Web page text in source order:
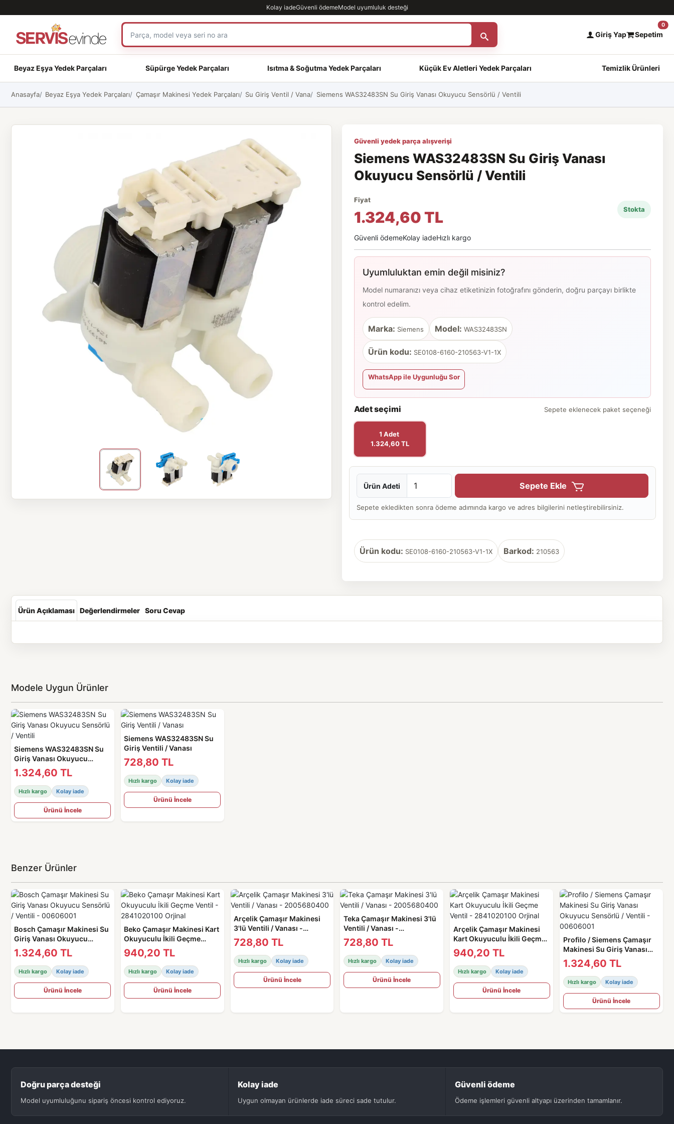
Kolay iadeGüvenli ödemeModel uyumluluk desteği
Giriş Yap Sepetim
0
Beyaz Eşya Yedek Parçaları Süpürge Yedek Parçaları Isıtma & Soğutma Yedek Parçaları Küçük Ev Aletleri Yedek Parçaları Temizlik Ürünleri
Anasayfa Beyaz Eşya Yedek Parçaları Çamaşır Makinesi Yedek Parçaları Su Giriş Ventil / Vana Siemens WAS32483SN Su Giriş Vanası Okuyucu Sensörlü / Ventili
Güvenli yedek parça alışverişi
Siemens WAS32483SN Su Giriş Vanası
Okuyucu Sensörlü / Ventili
Fiyat
1.324,60 TL Stokta
Güvenli ödemeKolay iadeHızlı kargo
Uyumluluktan emin değil misiniz?
Model numaranızı veya cihaz etiketinizin fotoğrafını gönderin, doğru parçayı birlikte
kontrol edelim.
Marka: Siemens Model: WAS32483SN
Ürün kodu: SE0108-6160-210563-V1-1X
WhatsApp ile Uygunluğu Sor
Adet seçimi Sepete eklenecek paket seçeneği
1 Adet
1.324,60 TL
Ürün Adeti Sepete Ekle
Sepete ekledikten sonra ödeme adımında kargo ve adres bilgilerini netleştirebilirsiniz.
Ürün kodu: SE0108-6160-210563-V1-1X Barkod: 210563
Ürün Açıklaması Değerlendirmeler Soru Cevap
Modele Uygun Ürünler
Siemens WAS32483SN Su
Giriş Vanası Okuyucu
Sensörlü / Ventili
1.324,60 TL
Hızlı kargo Kolay iade
Ürünü İncele
Siemens WAS32483SN Su
Giriş Ventili / Vanası
728,80 TL
Hızlı kargo Kolay iade
Ürünü İncele
Benzer Ürünler
Bosch Çamaşır Makinesi Su
Giriş Vanası Okuyucu
Sensörlü / Ventili -
00606001
1.324,60 TL
Hızlı kargo Kolay iade
Ürünü İncele
Beko Çamaşır Makinesi Kart
Okuyuculu İkili Geçme
Ventil - 2841020100 Orjinal
940,20 TL
Hızlı kargo Kolay iade
Ürünü İncele
Arçelik Çamaşır Makinesi
3'lü Ventili / Vanası -
2005680400
728,80 TL
Hızlı kargo Kolay iade
Ürünü İncele
Teka Çamaşır Makinesi 3'lü
Ventili / Vanası -
2005680400
728,80 TL
Hızlı kargo Kolay iade
Ürünü İncele
Arçelik Çamaşır Makinesi
Kart Okuyuculu İkili Geçme
Ventil - 2841020100 Orjinal
940,20 TL
Hızlı kargo Kolay iade
Ürünü İncele
Profilo / Siemens Çamaşır
Makinesi Su Giriş Vanası
Okuyucu Sensörlü / Ventili -
00606001
1.324,60 TL
Hızlı kargo Kolay iade
Ürünü İncele
Doğru parça desteği
Model uyumluluğunu sipariş öncesi kontrol ediyoruz.
Kolay iade
Uygun olmayan ürünlerde iade süreci sade tutulur.
Güvenli ödeme
Ödeme işlemleri güvenli altyapı üzerinden tamamlanır.